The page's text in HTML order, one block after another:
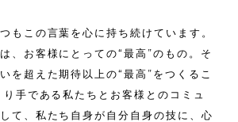
もこの言葉を心に持ち続けています。
、お客様にとっての“最高”のもの。 そ
を超えた期待以上の“最高”をつくるこ
手である私たちとお客様とのコミュ
て、私たち自身が自分自身の技に、心